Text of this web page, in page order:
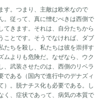
す。つまり、主敵は欧米なので
。従って、真に憎むべきは西側で
てきます。それは、自分たちから
ことです。そうでなければ、ダブ
たちを殺し、私たちは彼を崇拝す
ムよりも危険だ。なぜなら、ウク
、武装させたのは、西側のリベラ
である（国内で進行中のデナズィ
）。脱ナチス化も必要である。し
く、症状であって、病気の本質で